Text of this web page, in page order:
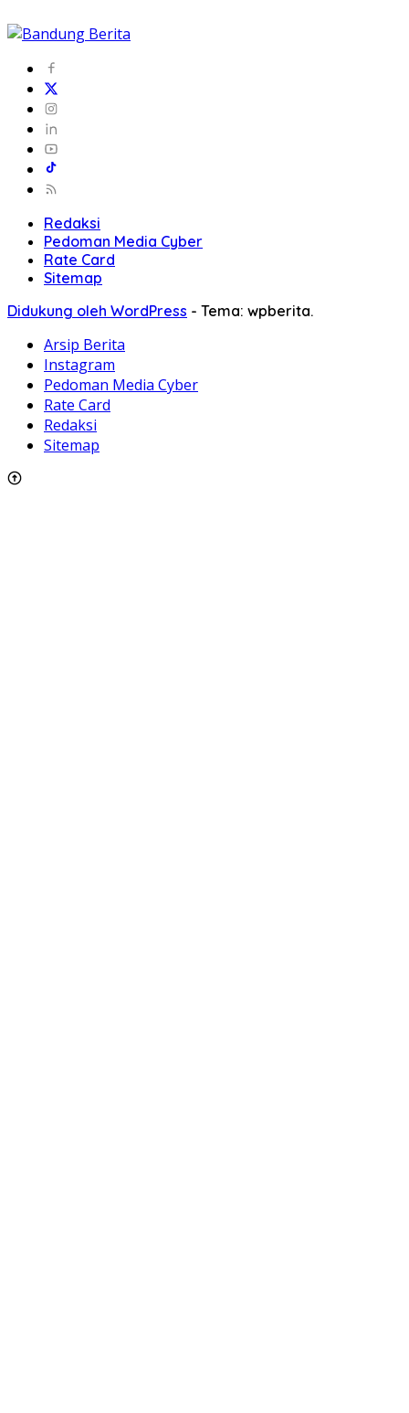
Redaksi
Pedoman Media Cyber
Rate Card
Sitemap
Didukung oleh WordPress - Tema: wpberita.
Arsip Berita
Instagram
Pedoman Media Cyber
Rate Card
Redaksi
Sitemap